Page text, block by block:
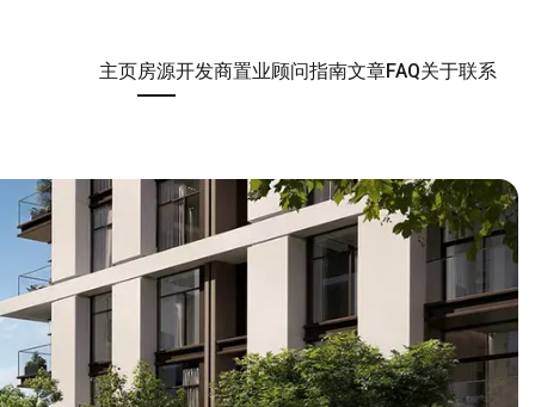
主页房源开发商置业顾问指南文章FAQ关于联系